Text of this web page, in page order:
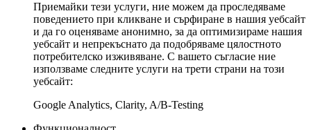
Приемайки тези услуги, ние можем да проследяваме
поведението при кликване и сърфиране в нашия уебсайт
и да го оценяваме анонимно, за да оптимизираме нашия
уебсайт и непрекъснато да подобряваме цялостното
потребителско изживяване. С вашето съгласие ние
използваме следните услуги на трети страни на този
уебсайт:
Google Analytics, Clarity, A/B-Testing